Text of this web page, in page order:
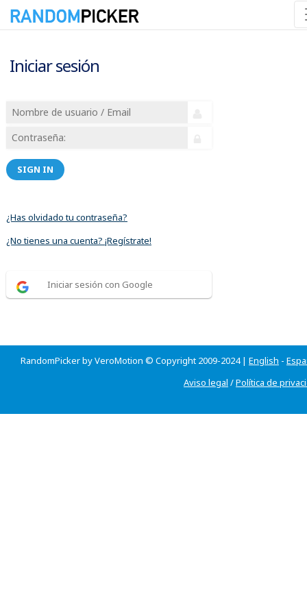
Iniciar sesión
SIGN IN
¿Has olvidado tu contraseña?
¿No tienes una cuenta? ¡Regístrate!
Iniciar sesión con Google
RandomPicker by VeroMotion © Copyright 2009-2024 | English -
Aviso legal /Política de